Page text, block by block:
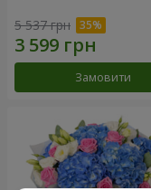
5 537 грн
Замовити